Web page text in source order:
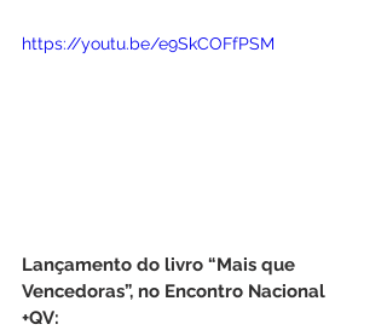
https://youtu.be/e9SkCOFfPSM
Lançamento do livro “Mais que
Vencedoras”, no Encontro Nacional
+QV: